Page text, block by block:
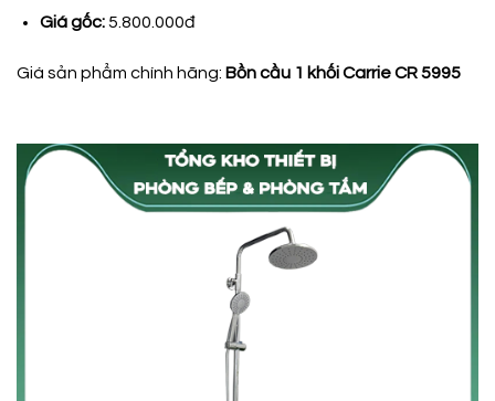
Giá gốc:5.800.000đ
Giá sản phẩm chính hãng: Bồn cầu 1 khối Carrie CR 5995